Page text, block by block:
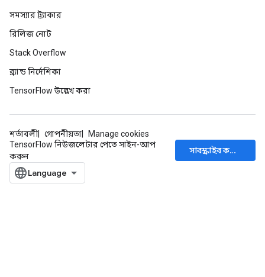
সমস্যার ট্র্যাকার
রিলিজ নোট
Stack Overflow
ব্র্যান্ড নির্দেশিকা
TensorFlow উল্লেখ করা
শর্তাবলী গোপনীয়তা
Manage cookies
TensorFlow নিউজলেটার পেতে সাইন-আপ
করুন
সাবস্ক্রাইব করুন